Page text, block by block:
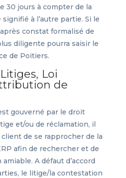
30 jours à compter de la
à l’autre partie. Si le
constat formalisé de
diligente pourra saisir le
de Poitiers.
Litiges, Loi
de
gouverné par le droit
et/ou de réclamation, il
de se rapprocher de la
afin de rechercher et de
A défaut d’accord
le litige/la contestation